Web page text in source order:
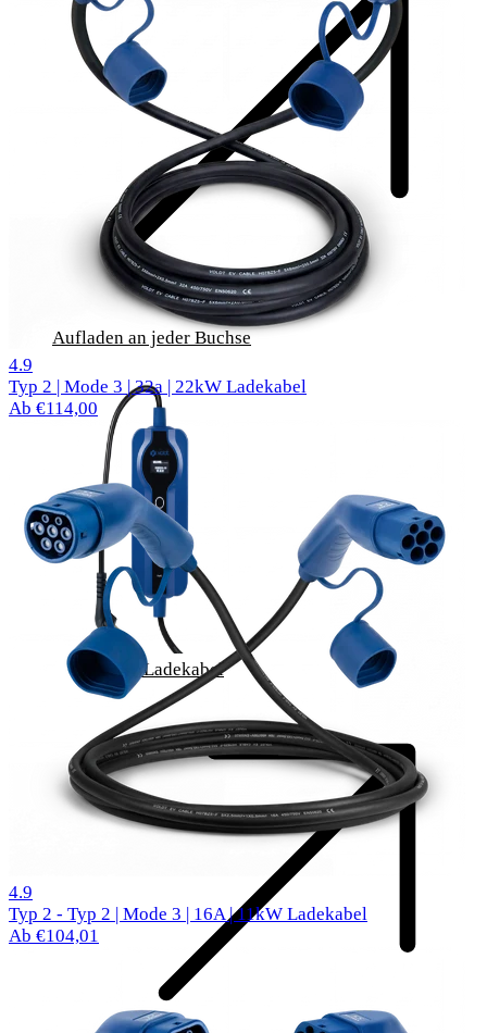
Aufladen an jeder Buchse
Typ 2 Ladekabel
4.9
Typ 2 | Mode 3 | 32a | 22kW Ladekabel
Ab €114,00
4.9
Typ 2 - Typ 2 | Mode 3 | 16A | 11kW Ladekabel
Ab €104,01